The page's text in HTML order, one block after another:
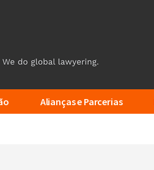
Alianças e Parcerias